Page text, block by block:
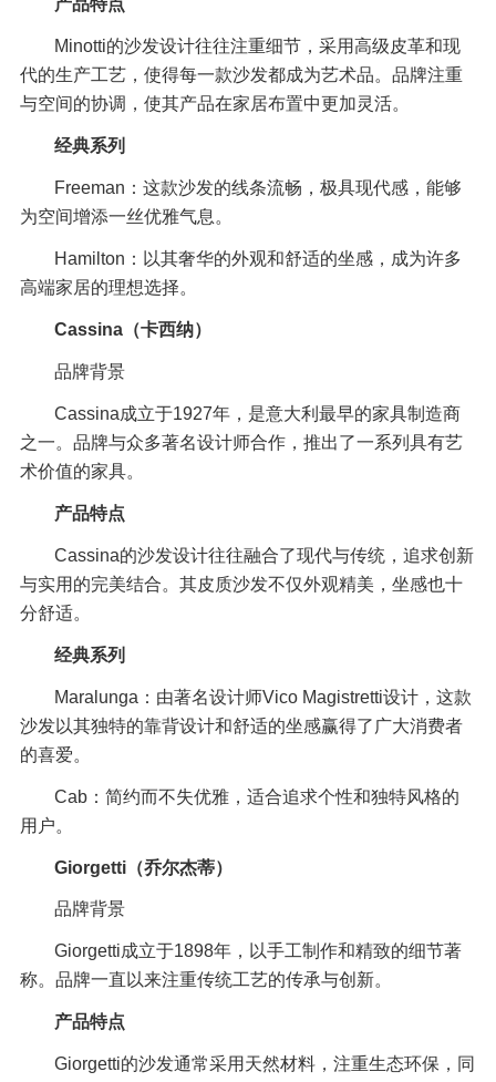
产品特点
Minotti的沙发设计往往注重细节，采用高级皮革和现
代的生产工艺，使得每一款沙发都成为艺术品。品牌注重
与空间的协调，使其产品在家居布置中更加灵活。
经典系列
Freeman：这款沙发的线条流畅，极具现代感，能够
为空间增添一丝优雅气息。
Hamilton：以其奢华的外观和舒适的坐感，成为许多
高端家居的理想选择。
Cassina（卡西纳）
品牌背景
Cassina成立于1927年，是意大利最早的家具制造商
之一。品牌与众多著名设计师合作，推出了一系列具有艺
术价值的家具。
产品特点
Cassina的沙发设计往往融合了现代与传统，追求创新
与实用的完美结合。其皮质沙发不仅外观精美，坐感也十
分舒适。
经典系列
Maralunga：由著名设计师Vico Magistretti设计，这款
沙发以其独特的靠背设计和舒适的坐感赢得了广大消费者
的喜爱。
Cab：简约而不失优雅，适合追求个性和独特风格的
用户。
Giorgetti（乔尔杰蒂）
品牌背景
Giorgetti成立于1898年，以手工制作和精致的细节著
称。品牌一直以来注重传统工艺的传承与创新。
产品特点
Giorgetti的沙发通常采用天然材料，注重生态环保，同